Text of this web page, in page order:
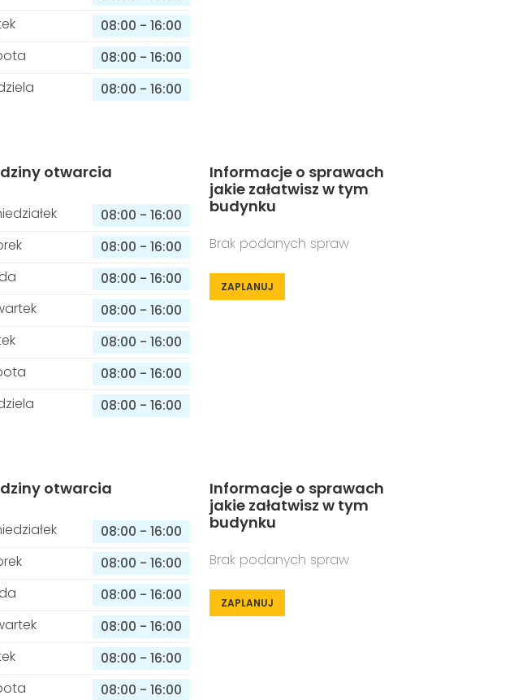
08:00 - 16:00
08:00 - 16:00
08:00 - 16:00
otwarcia
08:00 - 16:00
08:00 - 16:00
08:00 - 16:00
08:00 - 16:00
08:00 - 16:00
08:00 - 16:00
08:00 - 16:00
Informacje o sprawach
jakie załatwisz w tym
budynku
Brak podanych spraw
ZAPLANUJ
otwarcia
08:00 - 16:00
08:00 - 16:00
08:00 - 16:00
08:00 - 16:00
08:00 - 16:00
08:00 - 16:00
Informacje o sprawach
jakie załatwisz w tym
budynku
Brak podanych spraw
ZAPLANUJ